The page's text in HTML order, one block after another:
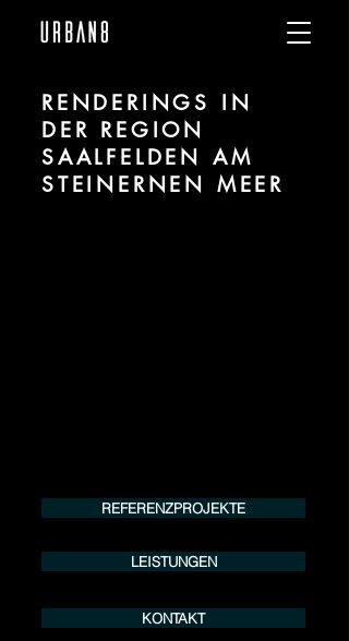
RENDERINGS IN
DER REGION
SAALFELDEN AM
STEINERNEN MEER
REFERENZPROJEKTE
LEISTUNGEN
KONTAKT